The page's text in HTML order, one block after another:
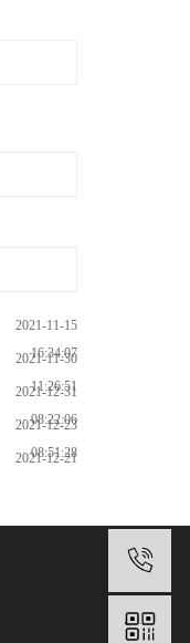
2021-11-15
16:34:07
2021-11-30
11:26:51
2021-12-31
08:22:06
2021-12-23
08:51:28
2021-12-21